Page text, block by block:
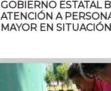
GOBIERNO ESTATAL
ATENCIÓN A
MAYOR EN